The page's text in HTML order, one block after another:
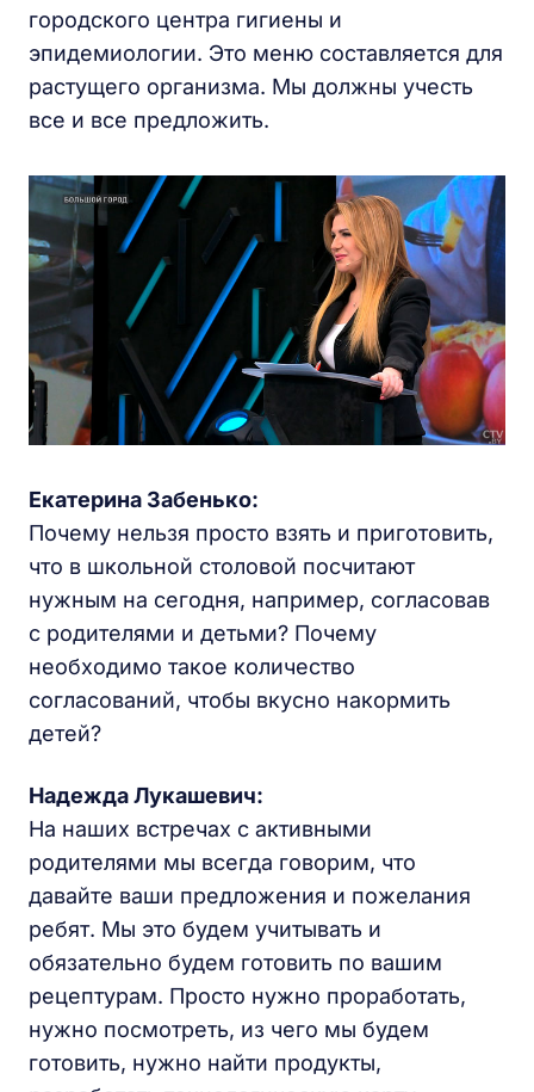
городского центра гигиены и
эпидемиологии. Это меню составляется для
растущего организма. Мы должны учесть
все и все предложить.
Екатерина Забенько:
Почему нельзя просто взять и приготовить,
что в школьной столовой посчитают
нужным на сегодня, например, согласовав
с родителями и детьми? Почему
необходимо такое количество
согласований, чтобы вкусно накормить
детей?
Надежда Лукашевич:
На наших встречах с активными
родителями мы всегда говорим, что
давайте ваши предложения и пожелания
ребят. Мы это будем учитывать и
обязательно будем готовить по вашим
рецептурам. Просто нужно проработать,
нужно посмотреть, из чего мы будем
готовить, нужно найти продукты,